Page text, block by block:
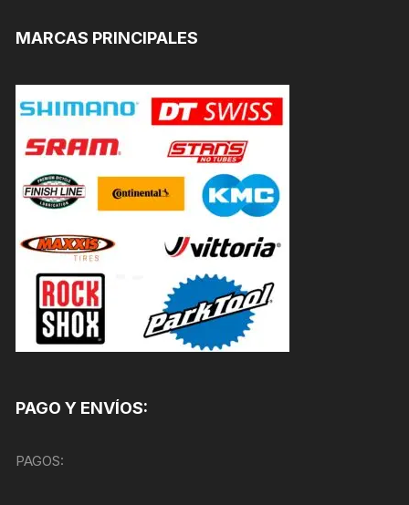
MARCAS PRINCIPALES
PAGO Y ENVÍOS:
PAGOS: